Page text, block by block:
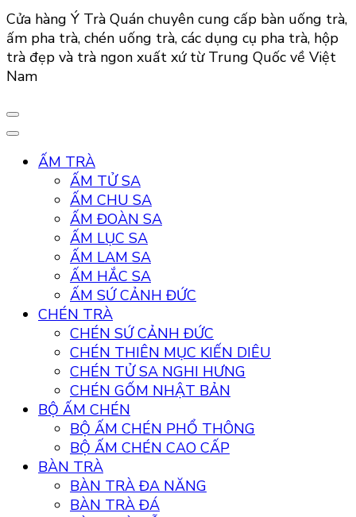
Cửa hàng Ý Trà Quán chuyên cung cấp bàn uống trà,
ấm pha trà, chén uống trà, các dụng cụ pha trà, hộp
trà đẹp và trà ngon xuất xứ từ Trung Quốc về Việt
Nam
ẤM TRÀ
ẤM TỬ SA
ẤM CHU SA
ẤM ĐOÀN SA
ẤM LỤC SA
ẤM LAM SA
ẤM HẮC SA
ẤM SỨ CẢNH ĐỨC
CHÉN TRÀ
CHÉN SỨ CẢNH ĐỨC
CHÉN THIÊN MỤC KIẾN DIÊU
CHÉN TỬ SA NGHI HƯNG
CHÉN GỐM NHẬT BẢN
BỘ ẤM CHÉN
BỘ ẤM CHÉN PHỔ THÔNG
BỘ ẤM CHÉN CAO CẤP
BÀN TRÀ
BÀN TRÀ ĐA NĂNG
BÀN TRÀ ĐÁ